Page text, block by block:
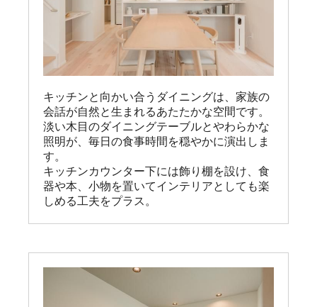
キッチンと向かい合うダイニングは、家族の
会話が自然と生まれるあたたかな空間です。
淡い木目のダイニングテーブルとやわらかな
照明が、毎日の食事時間を穏やかに演出しま
す。
キッチンカウンター下には飾り棚を設け、食
器や本、小物を置いてインテリアとしても楽
しめる工夫をプラス。